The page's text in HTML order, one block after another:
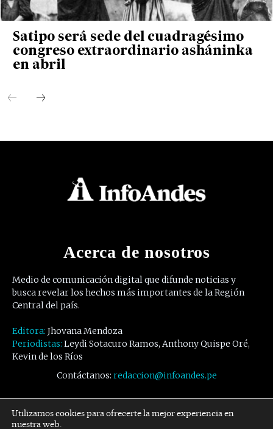
Satipo será sede del cuadragésimo
congreso extraordinario asháninka
en abril
Acerca de nosotros
Medio de comunicación digital que difunde noticias y
busca revelar los hechos más importantes de la Región
Central del país.
Editora: Jhovana Mendoza
Periodistas: Leydi Sotacuro Ramos, Anthony Quispe Oré,
Kevin de los Ríos
Contáctanos: redaccion@infoandes.pe
Síguenos
Utilizamos cookies para ofrecerte la mejor experiencia en
nuestra web.